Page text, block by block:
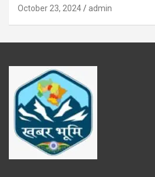
October 23, 2024 admin